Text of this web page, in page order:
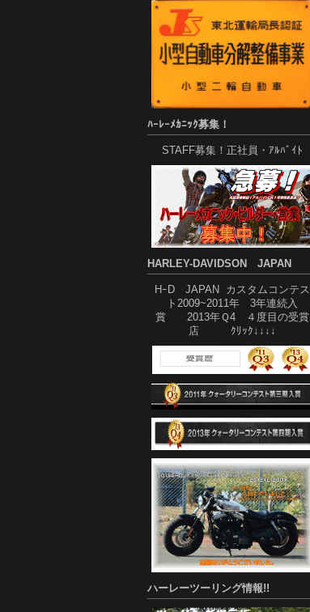
ﾊｰﾚｰﾒｶﾆｯｸ募集！
STAFF募集！正社員・ｱﾙﾊﾞｲﾄ
HARLEY-DAVIDSON JAPAN
HｰD JAPAN カスタムコンテス
ト2009~2011年 3年連続入
賞 2013年Ｑ4 ４度目の受賞
店 ｸﾘｯｸ↓↓↓↓
ハーレーツーリング情報!!